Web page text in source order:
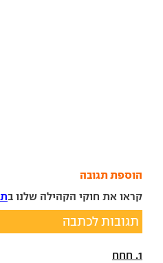
הוספת תגובה
קראו את חוקי הקהילה שלנו ב
תגובות לכתבה
1. חחח